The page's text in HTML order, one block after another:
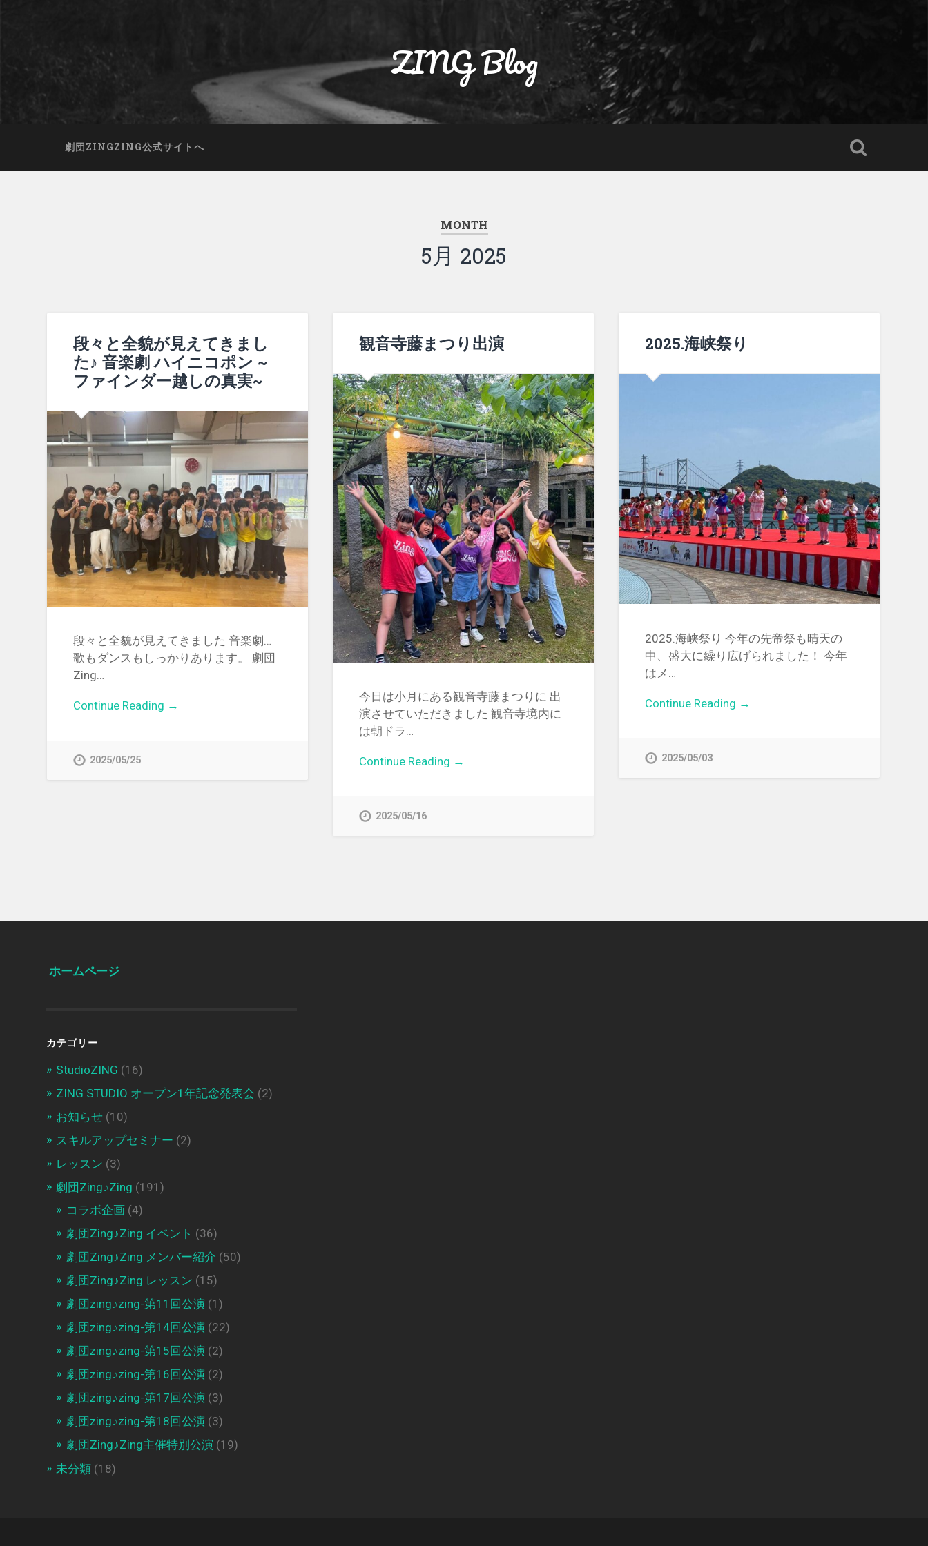
ZING Blog
劇団ZINGZING公式サイトへ
MONTH
5月 2025
段々と全貌が見えてきまし
た♪ 音楽劇 ハイニコポン ~
ファインダー越しの真実~
段々と全貌が見えてきました 音楽劇…
歌もダンスもしっかりあります。 劇団
Zing…
Continue Reading →
2025/05/25
観音寺藤まつり出演
今日は小月にある観音寺藤まつりに 出
演させていただきました 観音寺境内に
は朝ドラ…
Continue Reading →
2025/05/16
2025.海峡祭り
2025.海峡祭り 今年の先帝祭も晴天の
中、盛大に繰り広げられました！ 今年
はメ…
Continue Reading →
2025/05/03
ホームページ
カテゴリー
StudioZING (16)
ZING STUDIO オープン1年記念発表会 (2)
お知らせ (10)
スキルアップセミナー (2)
レッスン (3)
劇団Zing♪Zing (191)
コラボ企画 (4)
劇団Zing♪Zing イベント (36)
劇団Zing♪Zing メンバー紹介 (50)
劇団Zing♪Zing レッスン (15)
劇団zing♪zing-第11回公演 (1)
劇団zing♪zing-第14回公演 (22)
劇団zing♪zing-第15回公演 (2)
劇団zing♪zing-第16回公演 (2)
劇団zing♪zing-第17回公演 (3)
劇団zing♪zing-第18回公演 (3)
劇団Zing♪Zing主催特別公演 (19)
未分類 (18)